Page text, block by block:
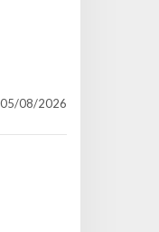
05/08/2026